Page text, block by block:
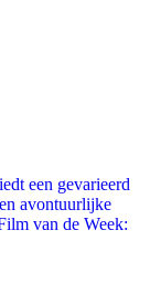
een gevarieerd
avontuurlijke
van de Week: